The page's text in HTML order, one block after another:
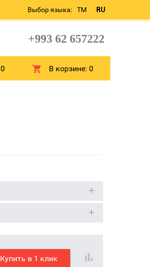
Выбор языка: TM RU
+993 62 657222
0 В корзине:0
Купить в 1 клик